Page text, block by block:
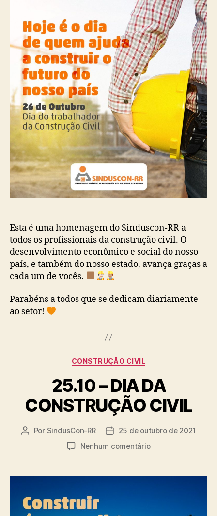
da
Construção
Esta é uma homenagem do Sinduscon-RR a
todos os profissionais da construção civil. O
desenvolvimento econômico e social do nosso
país, e também do nosso estado, avança graças a
cada um de vocês.
Parabéns a todos que se dedicam diariamente
ao setor!
Categorias
CONSTRUÇÃO CIVIL
25.10 – DIA DA
CONSTRUÇÃO CIVIL
Autor
Por SindusCon-RR
Data25 de outubro de 2021
Nenhum comentárioem
DIA